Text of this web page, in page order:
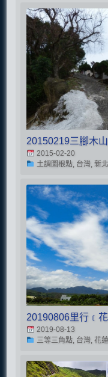
20150219三腳木
2015-02-20
土調圖根點, 台灣, 新
20190806里行﹝花
2019-08-13
三等三角點, 台灣, 花蓮